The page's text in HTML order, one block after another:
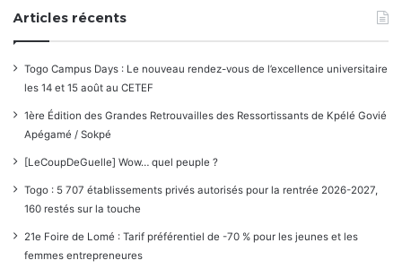
Articles récents
Togo Campus Days : Le nouveau rendez-vous de l’excellence universitaire
les 14 et 15 août au CETEF
1ère Édition des Grandes Retrouvailles des Ressortissants de Kpélé Govié
Apégamé / Sokpé
[LeCoupDeGuelle] Wow… quel peuple ?
Togo : 5 707 établissements privés autorisés pour la rentrée 2026-2027,
160 restés sur la touche
21e Foire de Lomé : Tarif préférentiel de -70 % pour les jeunes et les
femmes entrepreneures